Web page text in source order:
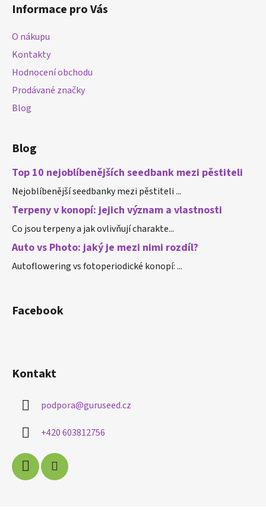
Informace pro Vás
O nákupu
Kontakty
Hodnocení obchodu
Prodávané značky
Blog
Blog
Top 10 nejoblíbenějších seedbank mezi pěstiteli
Nejoblíbenější seedbanky mezi pěstiteli ...
Terpeny v konopí: jejich význam a vlastnosti
Co jsou terpeny a jak ovlivňují charakte...
Auto vs Photo: jaký je mezi nimi rozdíl?
Autoflowering vs fotoperiodické konopí: ...
Facebook
Kontakt
podpora@guruseed.cz
+420 603812756